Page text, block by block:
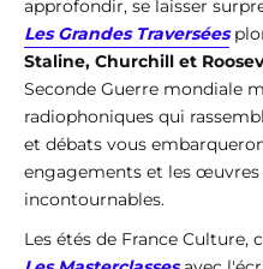
approfondir, se laisser
Les Grandes Traversées
Staline, Churchill et
Seconde Guerre mondiale
radiophoniques qui
et débats vous
engagements et les œuvres
incontournables.
Les étés de France Culture,